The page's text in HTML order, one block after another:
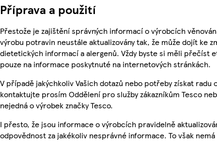
Příprava a použití
Přestože je zajištění správných informací o výrobcích
výrobu potravin neustále aktualizovány tak, že může dojít ke
dietetických informací a alergenů. Vždy byste si měli přečíst
pouze na informace poskytnuté na internetových stránkách.
V případě jakýchkoliv Vašich dotazů nebo potřeby získat radu
kontaktujte prosím Oddělení pro služby zákazníkům Tesco
nejedná o výrobek značky Tesco.
I přesto, že jsou informace o výrobcích pravidelně
odpovědnost za jakékoliv nesprávné informace. To však